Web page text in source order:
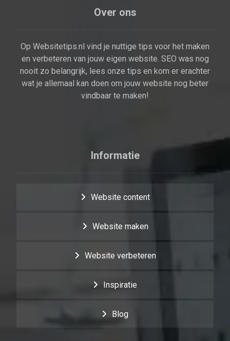
Over ons
Op Websitetips.nl vind je nuttige tips voor het maken
en verbeteren van jouw eigen website. SEO was nog
nooit zo belangrijk, lees onze tips en kom er erachter
wat je allemaal kan doen om jouw website nog beter
vindbaar te maken!
Informatie
Website content
Website maken
Website verbeteren
Inspiratie
Blog